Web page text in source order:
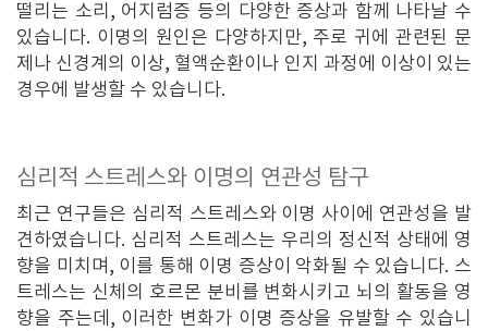
떨리는 소리, 어지럼증 등의 다양한 증상과 함께 나타날 수
있습니다. 이명의 원인은 다양하지만, 주로 귀에 관련된 문
제나 신경계의 이상, 혈액순환이나 인지 과정에 이상이 있는
경우에 발생할 수 있습니다.
심리적 스트레스와 이명의 연관성 탐구
최근 연구들은 심리적 스트레스와 이명 사이에 연관성을 발
견하였습니다. 심리적 스트레스는 우리의 정신적 상태에 영
향을 미치며, 이를 통해 이명 증상이 악화될 수 있습니다. 스
트레스는 신체의 호르몬 분비를 변화시키고 뇌의 활동을 영
향을 주는데, 이러한 변화가 이명 증상을 유발할 수 있습니